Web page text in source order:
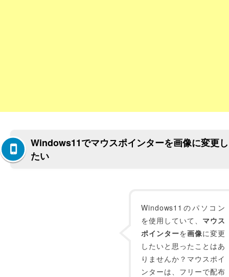
Windows11でマウスポインターを画像に変更し
たい
Windows11のパソコン
を使用していて、 マウス
ポインターを画像に変更
したいと思ったことはあ
りませんか？マウスポイ
ンターは、フリーで配布